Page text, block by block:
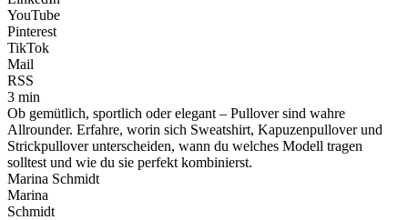
YouTube
Pinterest
TikTok
Mail
RSS
3 min
Ob gemütlich, sportlich oder elegant – Pullover sind wahre
Allrounder. Erfahre, worin sich Sweatshirt, Kapuzenpullover und
Strickpullover unterscheiden, wann du welches Modell tragen
solltest und wie du sie perfekt kombinierst.
Marina Schmidt
Marina
Schmidt